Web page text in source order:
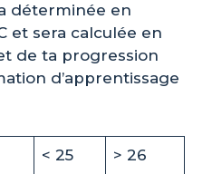
déterminée en
et sera calculée en
de ta progression
d’apprentissage
< 25
> 26